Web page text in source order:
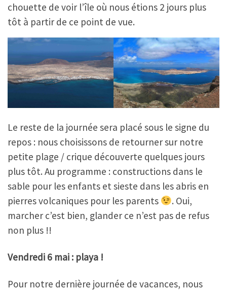
chouette de voir l’île où nous étions 2 jours plus
tôt à partir de ce point de vue.
Le reste de la journée sera placé sous le signe du
repos : nous choisissons de retourner sur notre
petite plage / crique découverte quelques jours
plus tôt. Au programme : constructions dans le
sable pour les enfants et sieste dans les abris en
pierres volcaniques pour les parents
. Oui,
marcher c’est bien, glander ce n’est pas de refus
non plus !!
Vendredi 6 mai : playa !
Pour notre dernière journée de vacances, nous